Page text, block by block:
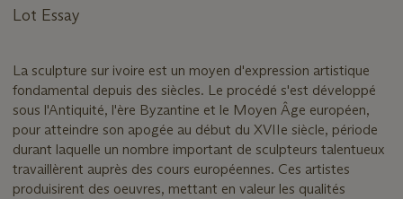
Lot Essay
La sculpture sur ivoire est un moyen d'expression artistique
fondamental depuis des siècles. Le procédé s'est développé
sous l'Antiquité, l'ère Byzantine et le Moyen Âge européen,
pour atteindre son apogée au début du XVIIe siècle, période
durant laquelle un nombre important de sculpteurs talentueux
travaillèrent auprès des cours européennes. Ces artistes
produisirent des oeuvres, mettant en valeur les qualités